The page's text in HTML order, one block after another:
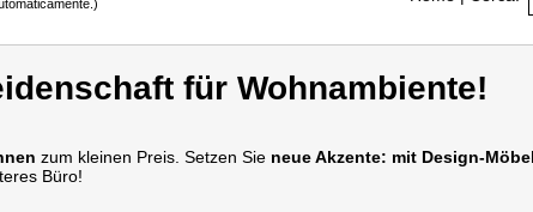
für Wohnambiente!
zum kleinen Preis. Setzen Sie neue Akzente: mit Design-
Büro!